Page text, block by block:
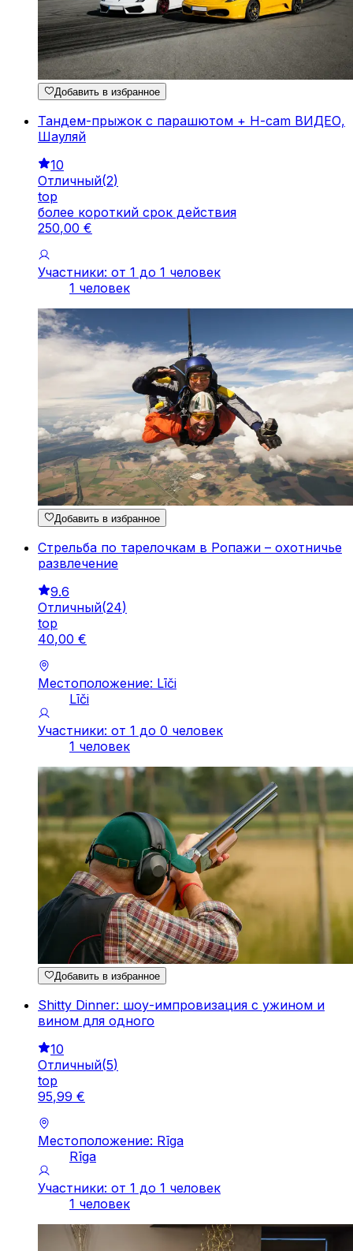
Добавить в избранное
Тандем-прыжок с парашютом + H-cam ВИДЕО,
Шауляй
10
Отличный(2)
top
более короткий срок действия
250,00 €
Участники: от 1 до 1 человек
1 человек
Добавить в избранное
Стрельба по тарелочкам в Ропажи – охотничье
развлечение
9.6
Отличный(24)
top
40,00 €
Местоположение: Līči
Līči
Участники: от 1 до 0 человек
1 человек
Добавить в избранное
Shitty Dinner: шоу-импровизация с ужином и
вином для одного
10
Отличный(5)
top
95,99 €
Местоположение: Rīga
Rīga
Участники: от 1 до 1 человек
1 человек